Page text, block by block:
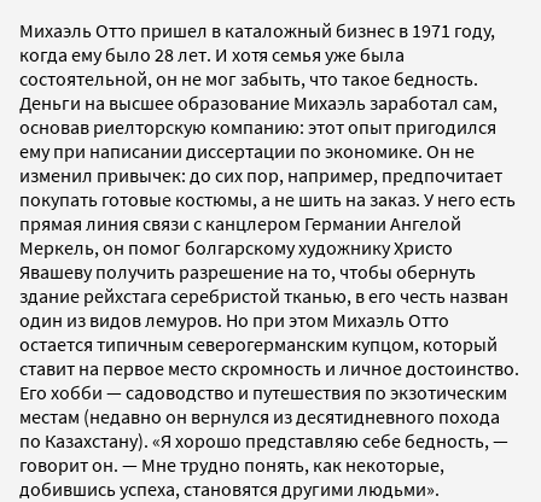
Михаэль Отто пришел в каталожный бизнес в 1971 году,
когда ему было 28 лет. И хотя семья уже была
состоятельной, он не мог забыть, что такое бедность.
Деньги на высшее образование Михаэль заработал сам,
основав риелторскую компанию: этот опыт пригодился
ему при написании диссертации по экономике. Он не
изменил привычек: до сих пор, например, предпочитает
покупать готовые костюмы, а не шить на заказ. У него есть
прямая линия связи с канцлером Германии Ангелой
Меркель, он помог болгарскому художнику Христо
Явашеву получить разрешение на то, чтобы обернуть
здание рейхстага серебристой тканью, в его честь назван
один из видов лемуров. Но при этом Михаэль Отто
остается типичным северогерманским купцом, который
ставит на первое место скромность и личное достоинство.
Его хобби — садоводство и путешествия по экзотическим
местам (недавно он вернулся из десятидневного похода
по Казахстану). «Я хорошо представляю себе бедность, —
говорит он. — Мне трудно понять, как некоторые,
добившись успеха, становятся другими людьми».